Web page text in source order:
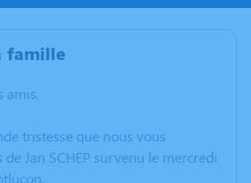
famille
amis,
tristesse que nous vous
de Jan SCHEP survenu le mercredi